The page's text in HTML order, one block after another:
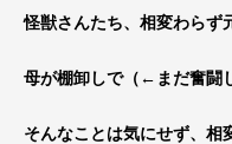
怪獣さんたち、相変わらず
母が棚卸しで（←まだ奮闘
そんなことは気にせず、相